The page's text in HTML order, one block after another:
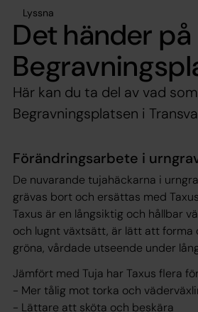
Lyssna
Det händer på
Här kan du ta del av vad
Begravningsplatsen i
Förändringsarbete i
De nuvarande tujahäckarna i
grävas bort och ersättas med Taxus
Taxus är en långsiktig och hållbar
och lugnt växtsätt, är lätt att forma
gröna, vårdade utseende under
Jämfört med Tuja har Taxus flera
- Mer tålig mot torka och
- Lättare att sköta och beskära